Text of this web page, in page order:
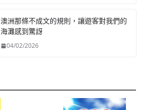
澳洲那條不成文的規則，讓遊客對我們的
海灘感到驚訝
04/02/2026